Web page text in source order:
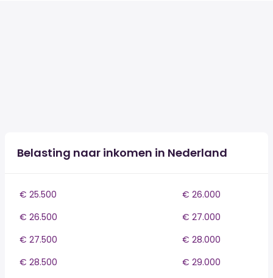
Belasting naar inkomen in Nederland
€ 25.500
€ 26.000
€ 26.500
€ 27.000
€ 27.500
€ 28.000
€ 28.500
€ 29.000